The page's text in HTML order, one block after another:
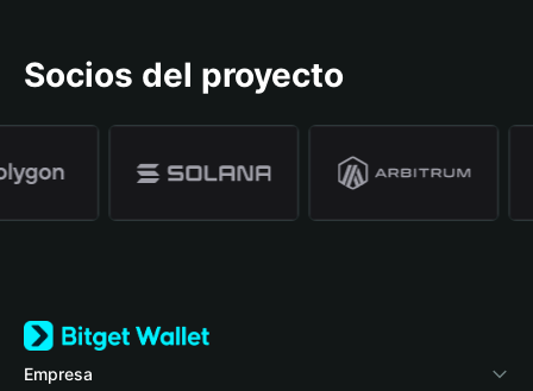
Socios del proyecto
Empresa